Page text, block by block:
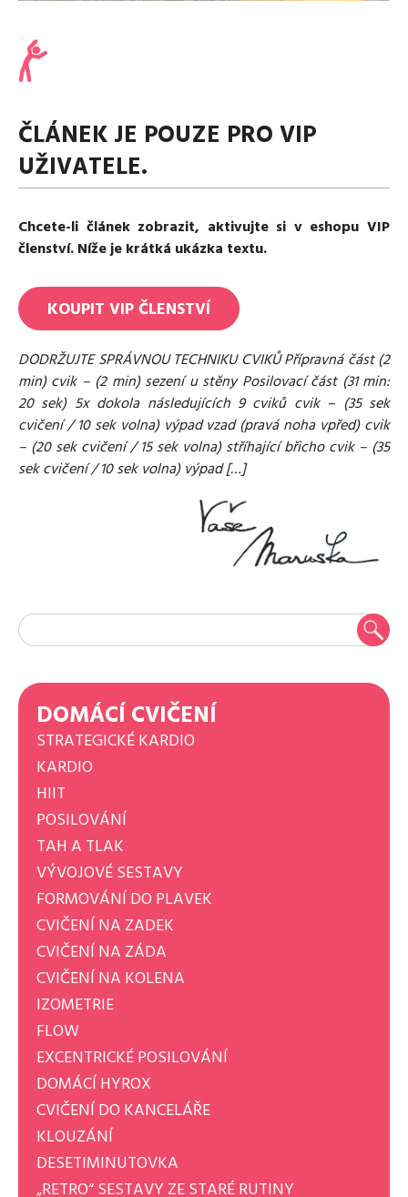
Mobilita
Aktivní uvolnění
TRX
Výzvy a nácviky
Afirmace – cvičení mysli
ČLÁNEK JE POUZE PRO VIP
UŽIVATELE.
Chcete-li článek zobrazit, aktivujte si v eshopu VIP
členství. Níže je krátká ukázka textu.
KOUPIT VIP ČLENSTVÍ
DODRŽUJTE SPRÁVNOU TECHNIKU CVIKŮ Přípravná část (2
min) cvik – (2 min) sezení u stěny Posilovací část (31 min:
20 sek) 5x dokola následujících 9 cviků cvik – (35 sek
cvičení / 10 sek volna) výpad vzad (pravá noha vpřed) cvik
– (20 sek cvičení / 15 sek volna) stříhající břicho cvik – (35
sek cvičení / 10 sek volna) výpad […]
DOMÁCÍ CVIČENÍ
STRATEGICKÉ KARDIO
KARDIO
HIIT
POSILOVÁNÍ
TAH A TLAK
VÝVOJOVÉ SESTAVY
FORMOVÁNÍ DO PLAVEK
CVIČENÍ NA ZADEK
CVIČENÍ NA ZÁDA
CVIČENÍ NA KOLENA
IZOMETRIE
FLOW
EXCENTRICKÉ POSILOVÁNÍ
DOMÁCÍ HYROX
CVIČENÍ DO KANCELÁŘE
KLOUZÁNÍ
DESETIMINUTOVKA
„RETRO“ SESTAVY ZE STARÉ RUTINY